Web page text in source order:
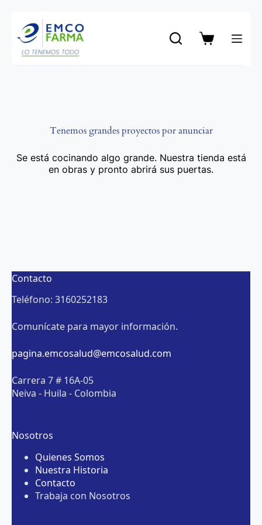
contenido
Carro
Tenemos grandes proyectos por anunciar
Se está cocinando algo grande. Nuestra tienda está
en obras y pronto abrirá sus puertas.
Contacto
Teléfono: 3160252183
Comunícate para mayor información.
pagina.emcosalud@emcosalud.com
Carrera 7 # 16A-05
Neiva - Huila - Colombia
Nosotros
Quienes Somos
Nuestra Historia
Contacto
Trabaja con Nosotros